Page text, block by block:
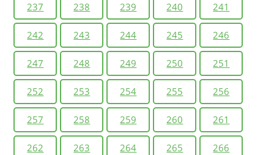
237 238 239 240 241
242 243 244 245 246
247 248 249 250 251
252 253 254 255 256
257 258 259 260 261
262 263 264 265 266